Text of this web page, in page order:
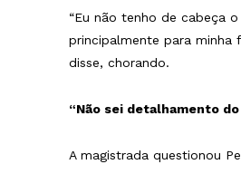
“Eu não tenho de cabeça
principalmente para minha
disse, chorando.
“Não sei detalhamento
A magistrada questionou